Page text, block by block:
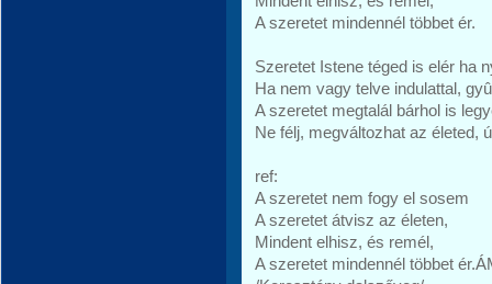
A szeretet mindennél többet ér.
Szeretet Istene téged is elér ha
Ha nem vagy telve indulattal,
A szeretet megtalál bárhol is
Ne félj, megváltozhat az életed,
ref:
A szeretet nem fogy el sosem
A szeretet átvisz az életen,
Mindent elhisz, és remél,
A szeretet mindennél többet